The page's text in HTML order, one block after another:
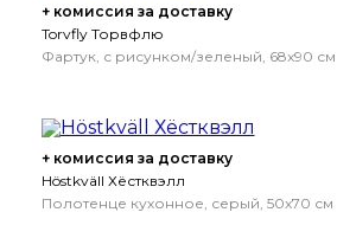
+ комиссия за доставку
Torvfly Торвфлю
Фартук, с рисунком/зеленый, 68x90 см
+ комиссия за доставку
Höstkväll Хёстквэлл
Полотенце кухонное, серый, 50x70 см